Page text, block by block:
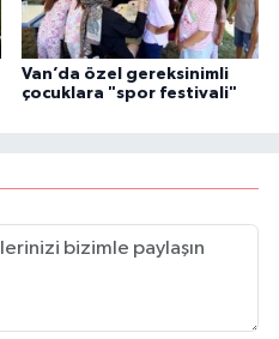
Van’da özel gereksinimli
çocuklara "spor festivali"